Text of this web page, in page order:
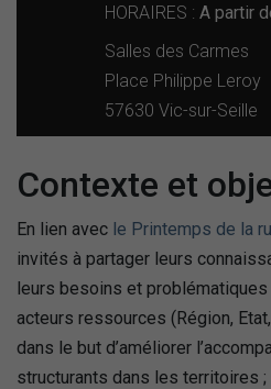
HORAIRES : A partir
Salles des Carmes
Place Philippe Leroy
57630 Vic-sur-Seille
Contexte et
En lien avec le Printemps de la
invités à partager leurs
leurs besoins et
acteurs ressources (Région,
dans le but d’améliorer
structurants dans les territoires